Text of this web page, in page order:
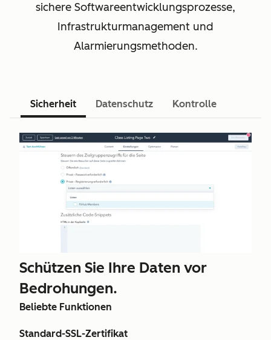
sichere Softwareentwicklungsprozesse,
Infrastrukturmanagement und
Alarmierungsmethoden.
Sicherheit Datenschutz Kontrolle
Schützen Sie Ihre Daten vor
Bedrohungen.
Beliebte Funktionen
Standard-SSL-Zertifikat